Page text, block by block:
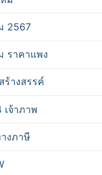
2567
ราคาแพง
างสรรค์
จ้าภาพ
งภาษี